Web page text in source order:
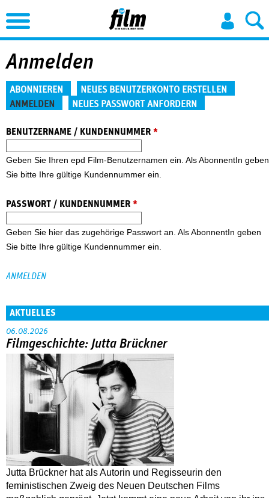
Jump to Navigation
Anmelden
Haupt-Reiter
ABONNIEREN
NEUES BENUTZERKONTO ERSTELLEN
ANMELDEN
NEUES PASSWORT ANFORDERN
BENUTZERNAME / KUNDENNUMMER *
Geben Sie Ihren epd Film-Benutzernamen ein. Als AbonnentIn geben
Sie bitte Ihre gültige Kundennummer ein.
PASSWORT / KUNDENNUMMER *
Geben Sie hier das zugehörige Passwort an. Als AbonnentIn geben
Sie bitte Ihre gültige Kundennummer ein.
AKTUELLES
06.08.2026
Filmgeschichte: Jutta Brückner
Jutta Brückner hat als Autorin und Regisseurin den
feministischen Zweig des Neuen Deutschen Films